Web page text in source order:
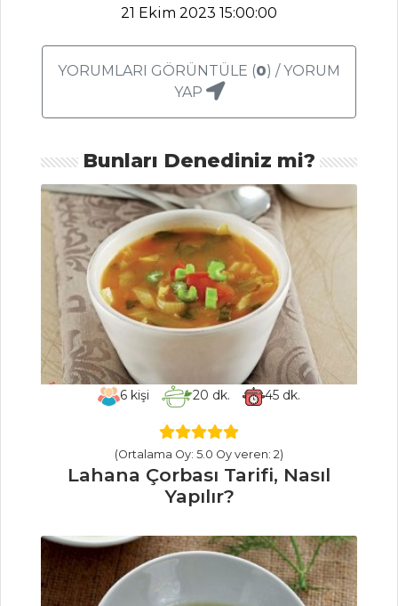
Çorbası Tarifi, Nasıl
Yapılır?
Çorbalar Tüm
ET YEMEKLERI
Pastırmalı
Ekmek Köftesi
Tarifi, Nasıl Yapılır?
Karidesli
Tonnarelli Tarifi,
Nasıl Yapılır?
Izgara Pirzola
Tarifi, Nasıl Yapılır?
Et Yemekleri Tüm
Çikolatalı Sufle
Tarifi, Nasıl Yapılır?
21 Ekim 2023 15:00:00
YORUMLARI GÖRÜNTÜLE (0) / YORUM
YAP
Bunları Denediniz mi?
6 kişi 20 dk. 45dk.
(Ortalama Oy: 5.0 Oy veren: 2)
Lahana Çorbası Tarifi, Nasıl
Yapılır?